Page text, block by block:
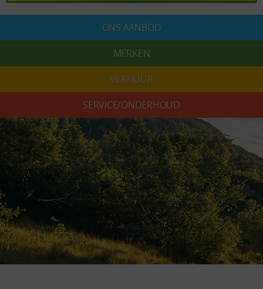
ONS AANBOD
MERKEN
VERHUUR
SERVICE/ONDERHOUD